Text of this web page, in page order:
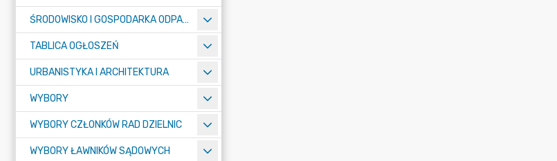
ŚRODOWISKO I GOSPODARKA ODPADAMI
TABLICA OGŁOSZEŃ
URBANISTYKA I ARCHITEKTURA
WYBORY
WYBORY CZŁONKÓW RAD DZIELNIC
WYBORY ŁAWNIKÓW SĄDOWYCH